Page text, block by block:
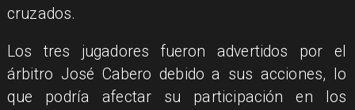
cruzados.
Los tres jugadores fueron advertidos por el
árbitro José Cabero debido a sus acciones, lo
que podría afectar su participación en los